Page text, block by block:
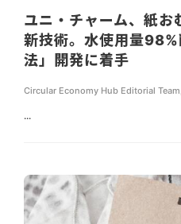
ユニ・チャーム、紙お
新技術。水使用量
法」開発に着手
Circular Economy Hub Editorial Team
...